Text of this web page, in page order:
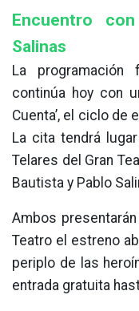
Encuentro
Salinas
La programación
continúa hoy con
Cuenta’, el ciclo
La cita tendrá
Telares del Gran
Bautista y Pablo
Ambos
Teatro el estreno
periplo de las
entrada gratuita